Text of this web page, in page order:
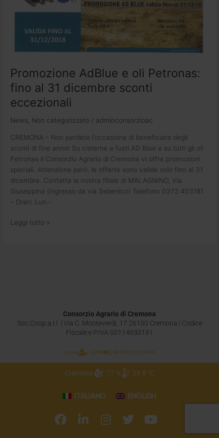
Promozione AdBlue e oli Petronas:
fino al 31 dicembre sconti
eccezionali
News Non categorizzato / adminconsorzioac
CREMONA – Non perdete l’occasione di beneficiare degli
sconti di fine anno! Su cisterne e fusti AD Blue e su tutti gli oli
Petronas il Consorzio Agrario di Cremona vi offre promozioni
speciali. Attenzione però, le offerte sono valide solo fino al 31
dicembre. Contatta la nostra filiale di MALAGNINO, Via
Giuseppina (ingresso da via Sebenico) Telefono 0372 403181
– Orari: Lun.-
dicembre
eccezionali
Leggi tutto »
Consorzio Agrario di Cremona
Soc.Coop.a.r.l. | Via C. Monteverdi, 17 26100 Cremona | Codice
Fiscale e P.IVA 00114930191
Cookie GDPR WHISTLEBLOWING
Cremona 77 % 29.8 °C
ITALIANO ENGLISH